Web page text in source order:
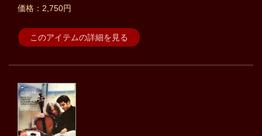
価格：2,750円
このアイテムの詳細を見る